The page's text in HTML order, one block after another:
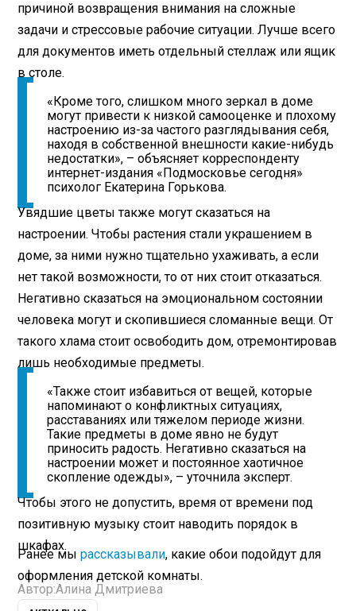
причиной возвращения внимания на сложные
задачи и стрессовые рабочие ситуации. Лучше всего
для документов иметь отдельный стеллаж или ящик
в столе.
«Кроме того, слишком много зеркал в доме
могут привести к низкой самооценке и плохому
настроению из-за частого разглядывания себя,
находя в собственной внешности какие-нибудь
недостатки», – объясняет корреспонденту
интернет-издания «Подмосковье сегодня»
психолог Екатерина Горькова.
Увядшие цветы также могут сказаться на
настроении. Чтобы растения стали украшением в
доме, за ними нужно тщательно ухаживать, а если
нет такой возможности, то от них стоит отказаться.
Негативно сказаться на эмоциональном состоянии
человека могут и скопившиеся сломанные вещи. От
такого хлама стоит освободить дом, отремонтировав
лишь необходимые предметы.
«Также стоит избавиться от вещей, которые
напоминают о конфликтных ситуациях,
расставаниях или тяжелом периоде жизни.
Такие предметы в доме явно не будут
приносить радость. Негативно сказаться на
настроении может и постоянное хаотичное
скопление одежды», – уточнила эксперт.
Чтобы этого не допустить, время от времени под
позитивную музыку стоит наводить порядок в
шкафах.
Ранее мырассказывали, какие обои подойдут для
оформления детской комнаты.
Автор:Алина Дмитриева